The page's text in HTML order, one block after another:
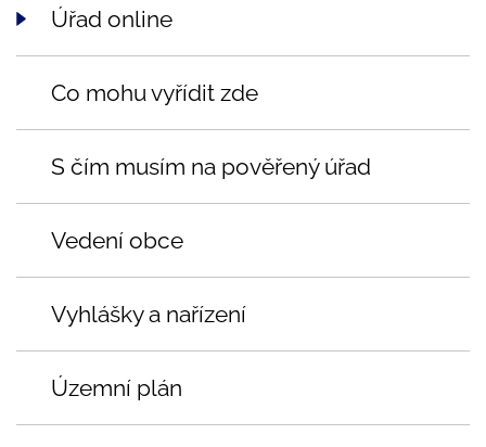
Úřad online
Co mohu vyřídit zde
S čím musím na pověřený úřad
Vedení obce
Vyhlášky a nařízení
Územní plán